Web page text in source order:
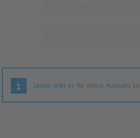
Leider gibt es für deine Auswahl